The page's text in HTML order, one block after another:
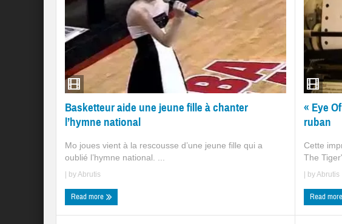
Basketteur aide une jeune fille à chanter
l’hymne national
Mo joues vient à la rescousse d’une jeune fille qui a
oublié l’hymne national. ...
| byAbrutis
Read more
« Eye
ruban
Cette
The
| byAbrutis
Read more